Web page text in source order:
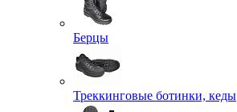
Берцы
Треккинговые ботинки, кеды